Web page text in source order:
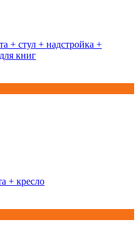
+ стул + надстройка +
книг
+ кресло